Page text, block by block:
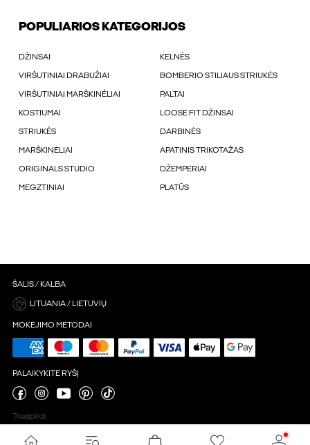
POPULIARIOS KATEGORIJOS
DŽINSAI KELNÉS
VIRŠUTINIAI DRABUŽIAI BOMBERIO STILIAUS STRIUKĖS
VIRŠUTINIAI MARŠKINÉLIAI PALTAI
KOSTIUMAI LOOSE FIT DŽINSAI
STRIUKÉS DARBINĖS
MARŠKINĖLIAI APATINIS TRIKOTAŽAS
ORIGINALS STUDIO DŽEMPERIAI
MEGZTINIAI PLATŪS
ŠALIS / KALBA
LITUANIA / LIETUVIŲ
MOKĖJIMO METODAI
PALAIKYKITE RYŠĮ
Trustpilot